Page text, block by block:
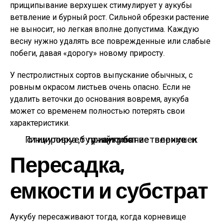
прищипывание верхушек стимулирует у аукубы
ветвление и бурный рост. Сильной обрезки растение
не выносит, но легкая вполне допустима. Каждую
весну нужно удалять все поврежденные или слабые
побеги, давая «дорогу» новому приросту.
У пестролистных сортов выпускание обычных, с
ровным окрасом листьев очень опасно. Если не
удалить веточки до основания вовремя, аукуба
может со временем полностью потерять свои
характеристики.
Пинцировка, прищипывание верхушек стимулирует у аукубы ветвление и бурный рост.
Пересадка,
емкости и субстрат
Аукубу пересаживают тогда, когда корневище